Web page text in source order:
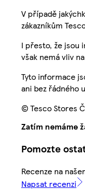
V případě
zákazníkům
I přesto, že jsou
však nemá vliv
Tyto informace
ani bez řádného
© Tesco Stores
Zatím nemáme
Pomozte
Recenze na
Napsat recenzi